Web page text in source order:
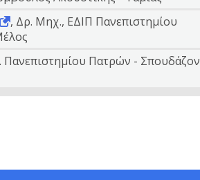
, Δρ. Μηχ., ΕΔΙΠ Πανεπιστημίου
Πανεπιστημίου Πατρών - Σπουδάζον